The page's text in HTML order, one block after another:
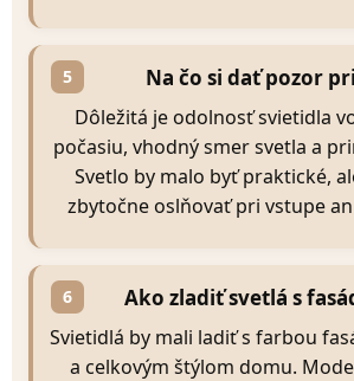
5 Na čo si dať pozor
Dôležitá je odolnosť svietidla
počasiu, vhodný smer svetla a
Svetlo by malo byť praktické,
zbytočne oslňovať pri vstupe
6 Ako zladiť svetlá s
Svietidlá by mali ladiť s farbou
a celkovým štýlom domu.